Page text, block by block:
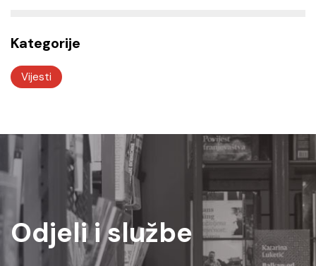
Kategorije
Vijesti
Odjeli i službe